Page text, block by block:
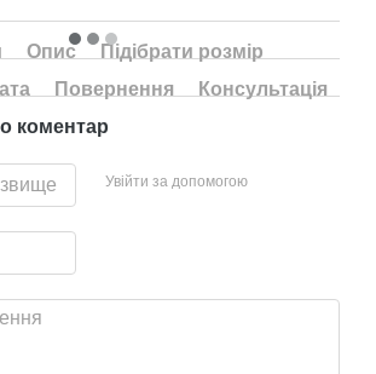
Опис
Підібрати розмір
Повернення
Консультація
коментар
Увійти за допомогою